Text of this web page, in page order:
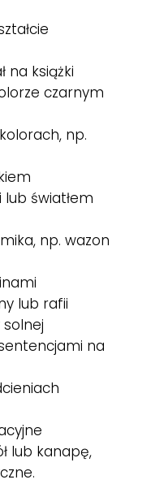
na książki
czarnym
np.
lub światłem
np. wazon
lub rafii
na
lub kanapę,